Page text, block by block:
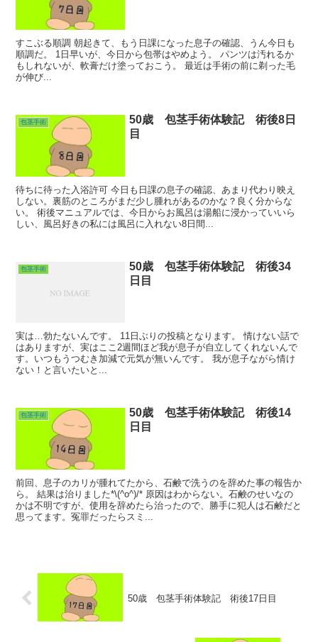
すこぶる順調 朝起きて、もう日課になった息子の確認、うん今日も
順調だ。 1日早いが、今日から包帯はやめよう。 パンツは汚れるか
もしれないが、軟膏だけ塗っておこう。 最近は手術の前に剃った毛
が伸び...
包茎手術
50歳 包茎手術体験記 術後8日
目
待ちに待った入浴許可 今日も日課の息子の確認、あまり代わり映え
しない。裏筋のところがまだ少し腫れがあるのかな？良く分からな
い。 術後マニュアルでは、今日からお風呂は湯船に浸かっていいら
しい、風呂好きの私には風呂に入れない8日間...
包茎手術
50歳 包茎手術体験記 術後34
日目
実は…勃たないんです。 11日ぶりの投稿となります。 情けない話で
はありますが、実はここ2週間ほど我が息子が自立してくれないんで
す。いつもうつむき加減で元気が無いんです。 我が息子ながら情け
ない！と言いたいと...
包茎手術
50歳 包茎手術体験記 術後14
日目
前回、息子のカリが腫れてたから、石鹸で洗うのを辞めた事の報告か
ら。 結果は治りました*\(^o^)/* 原因はわからない。石鹸のせいなの
かは不明ですが、使用を辞めたら治ったので、勝手に犯人は石鹸だと
思ってます。冤罪だったらスミ...
50歳 包茎手術体験記 術後17日目